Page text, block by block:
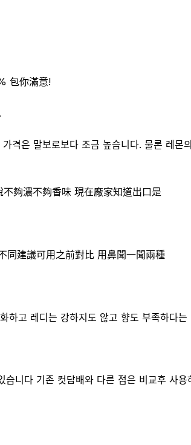
包你滿意!
격은 말보로보다 조금 높습니다. 물론 레몬
夠濃不夠香味 現在廠家知道出口是
同建議可用之前對比 用鼻聞一聞兩種
하고 레디는 강하지도 않고 향도 부족하다는
니다 기존 컷담배와 다른 점은 비교후 사